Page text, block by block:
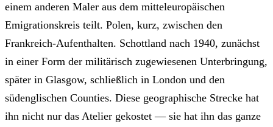
einem anderen Maler aus dem mitteleuropäischen
Emigrationskreis teilt. Polen, kurz, zwischen den
Frankreich-Aufenthalten. Schottland nach 1940, zunächst
in einer Form der militärisch zugewiesenen Unterbringung,
später in Glasgow, schließlich in London und den
südenglischen Counties. Diese geographische Strecke hat
ihn nicht nur das Atelier gekostet — sie hat ihn das ganze